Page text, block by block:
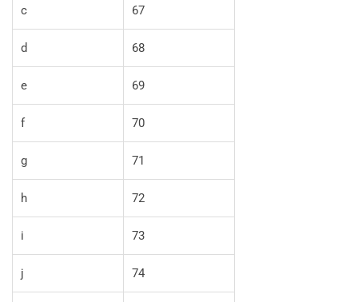
c 67
d 68
e 69
f 70
g 71
h 72
i 73
j 74